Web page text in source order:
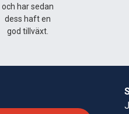
och har sedan
dess haft en
god tillväxt.